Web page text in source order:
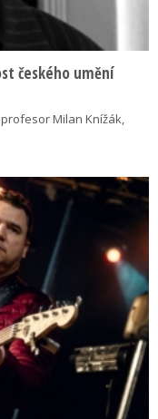
českého umění
Milan Knížák,